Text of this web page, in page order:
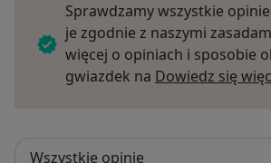
Sprawdzamy wszystkie
je zgodnie z naszymi
więcej o opiniach i sposobie
gwiazdek na Dowiedz się